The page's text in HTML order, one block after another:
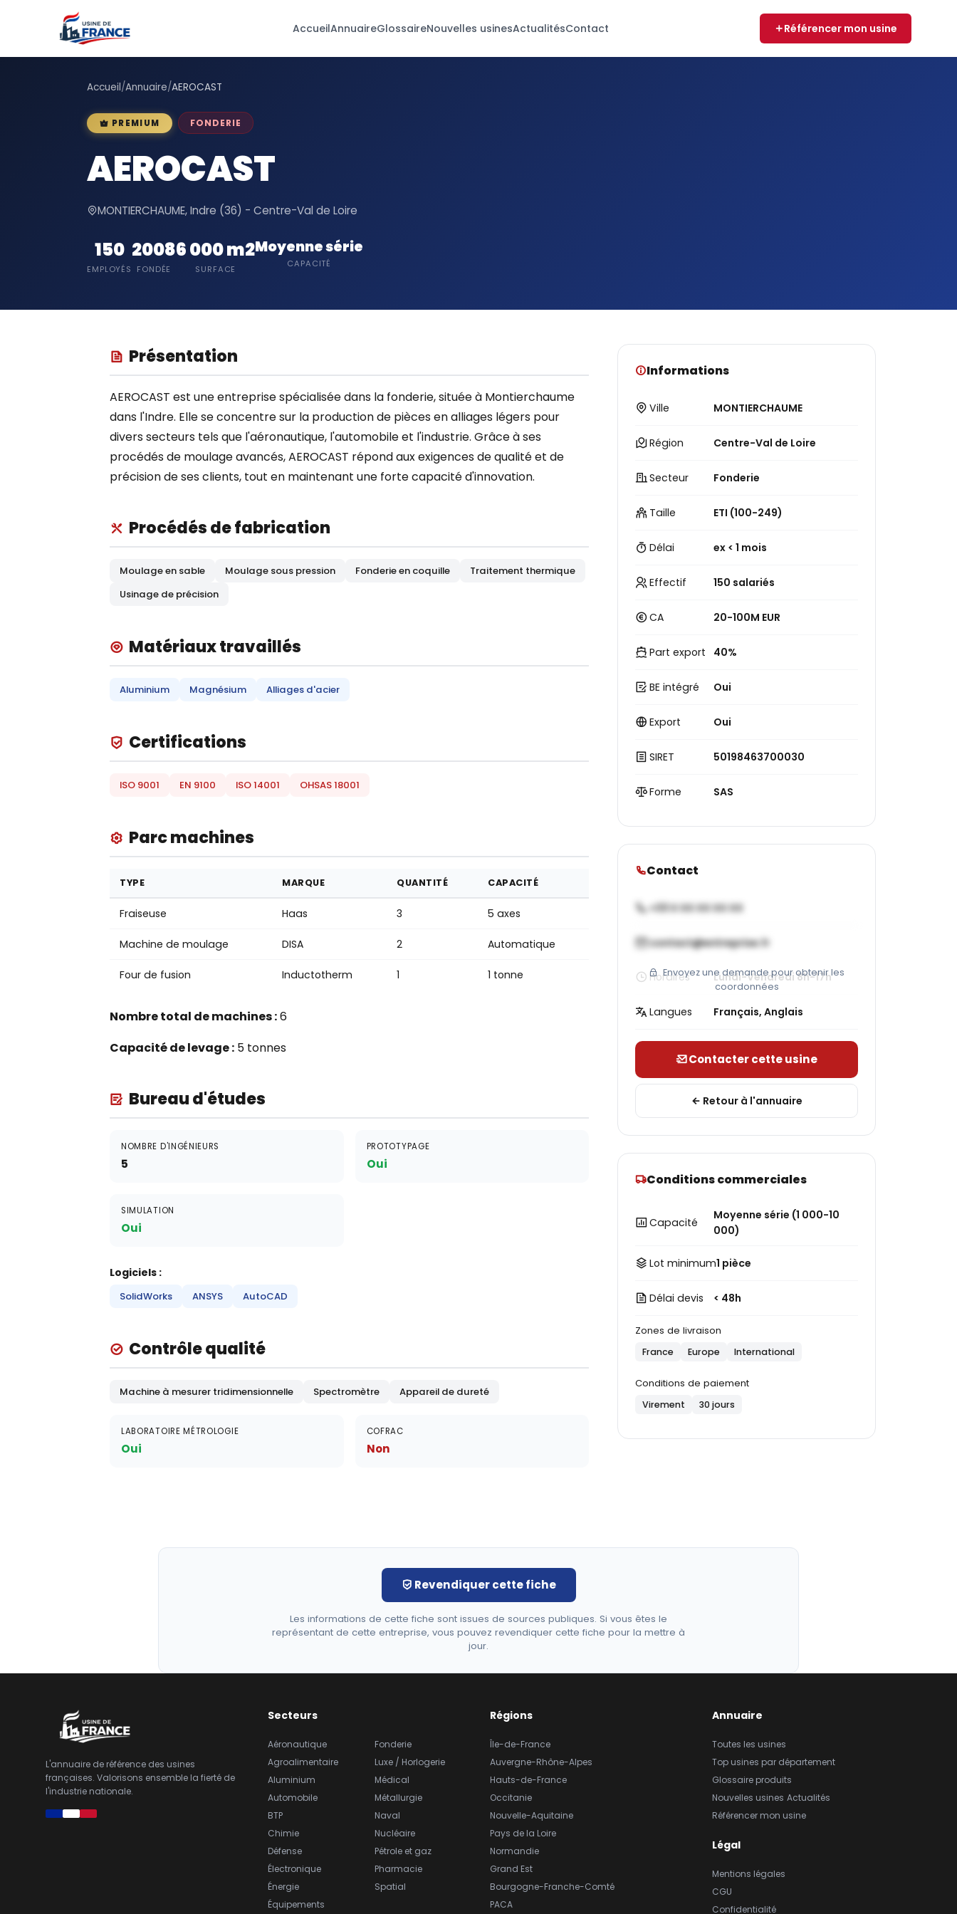
AccueilAnnuaireGlossaireNouvelles usinesActualitésContact Référencer mon usine
Accueil/Annuaire/AEROCAST
PREMIUM FONDERIE
AEROCAST
MONTIERCHAUME, Indre (36) - Centre-Val de Loire
150
EMPLOYÉS
2008
FONDÉE
6 000 m2
SURFACE
Moyenne série
CAPACITÉ
Présentation
AEROCAST est une entreprise spécialisée dans la fonderie, située à Montierchaume
dans l'Indre. Elle se concentre sur la production de pièces en alliages légers pour
divers secteurs tels que l'aéronautique, l'automobile et l'industrie. Grâce à ses
procédés de moulage avancés, AEROCAST répond aux exigences de qualité et de
précision de ses clients, tout en maintenant une forte capacité d'innovation.
Procédés de fabrication
Moulage en sable Moulage sous pression Fonderie en coquille
Traitement thermique
Usinage de précision
Matériaux travaillés
Aluminium Magnésium Alliages d'acier
Certifications
ISO 9001 EN 9100 ISO 14001 OHSAS 18001
Parc machines
TYPE MARQUE QUANTITÉ CAPACITÉ
Fraiseuse Haas 3 5 axes
Machine de moulage DISA 2 Automatique
Four de fusion Inductotherm 1 1 tonne
Nombre total de machines :6
Capacité de levage : 5 tonnes
Bureau d'études
NOMBRE D'INGÉNIEURS
5
PROTOTYPAGE
Oui
SIMULATION
Oui
Logiciels :
SolidWorks ANSYS AutoCAD
Contrôle qualité
Machine à mesurer tridimensionnelle Spectromètre Appareil de dureté
LABORATOIRE MÉTROLOGIE
Oui
COFRAC
Non
Informations
Ville MONTIERCHAUME
Région Centre-Val de Loire
Secteur Fonderie
Taille ETI (100-249)
Délai ex < 1 mois
Effectif 150 salariés
CA 20-100M EUR
Part export 40%
BE intégré Oui
Export Oui
SIRET 50198463700030
Forme SAS
Contact
+33 X XX XX XX XX
contact@entreprise.fr
Envoyez une demande pour obtenir les
coordonnées
Horaires Lundi-Vendredi 8h-17h
Langues Français, Anglais
Contacter cette usine
Retour à l'annuaire
Conditions commerciales
Capacité
Moyenne série (1 000-10
000)
Lot minimum1 pièce
Délai devis < 48h
Zones de livraison
France Europe International
Conditions de paiement
Virement 30 jours
Revendiquer cette fiche
Les informations de cette fiche sont issues de sources publiques. Si vous êtes le
représentant de cette entreprise, vous pouvez revendiquer cette fiche pour la mettre à
jour.
L'annuaire de référence des usines
françaises. Valorisons ensemble la fierté de
l'industrie nationale.
Secteurs
Aéronautique
Agroalimentaire
Aluminium
Automobile
BTP
Chimie
Défense
Électronique
Énergie
Équipements
Fonderie
Luxe / Horlogerie
Médical
Métallurgie
Naval
Nucléaire
Pétrole et gaz
Pharmacie
Spatial
Régions
Île-de-France
Auvergne-Rhône-Alpes
Hauts-de-France
Occitanie
Nouvelle-Aquitaine
Pays de la Loire
Normandie
Grand Est
Bourgogne-Franche-Comté
PACA
Annuaire
Toutes les usines
Top usines par département
Glossaire produits
Nouvelles usines Actualités
Référencer mon usine
Légal
Mentions légales
CGU
Confidentialité